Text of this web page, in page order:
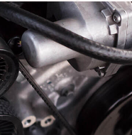
w zakresie wszelkich